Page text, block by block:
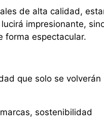
de alta calidad,
impresionante,
forma espectacular.
que solo se volverán
sostenibilidad